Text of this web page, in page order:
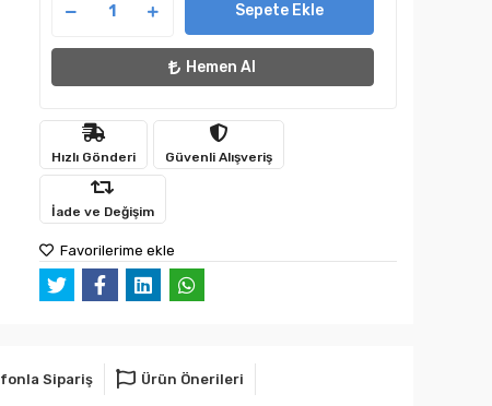
Sepete Ekle
Hemen Al
Hızlı Gönderi Güvenli Alışveriş
İade ve Değişim
Favorilerime ekle
Sipariş Ürün Önerileri